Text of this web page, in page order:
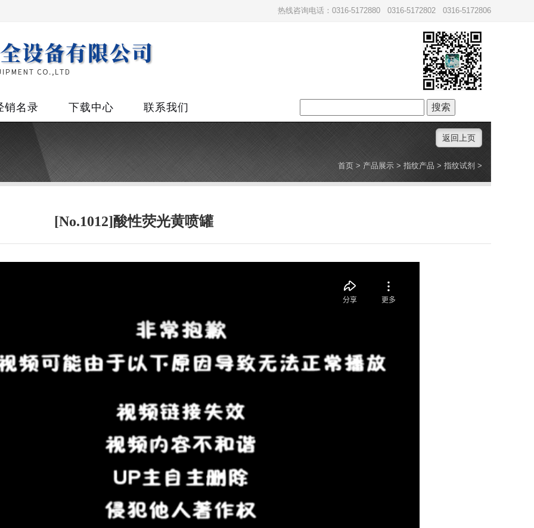
热线咨询电话：0316-5172880 0316-5172802 0316-5172806
销名录 下载中心 联系我们
索：
返回上页
首页 > 产品展示 > 指纹产品 > 指纹试剂 >
[No.1012]酸性荧光黄喷罐